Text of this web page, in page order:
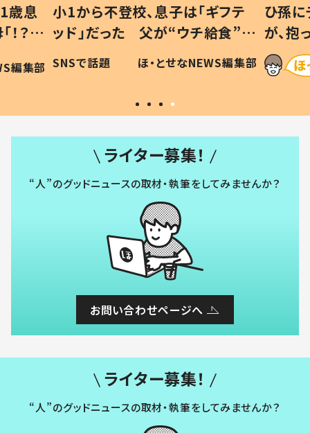
歳息
？」
編集部
小1から不登校、息子は「ギフテ
ッド」だった 父が“ウチ給食”を
作り続ける理由とは #令和の親
#令和の子
SNSで話題 ほ・とせなNEWS編集部
ひ孫
が、
「涙が
い」
ライター募集！
“人”のグッドニュースの取材・執筆をしてみませんか？
お問い合わせページへ
ライター募集！
“人”のグッドニュースの取材・執筆をしてみませんか？